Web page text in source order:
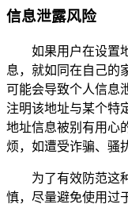
信息泄露风险
如果用户在设置
息，就如同在自己的
可能会导致个人信息
注明该地址与某个特
地址信息被别有用心
烦，如遭受诈骗、骚
为了有效防范这
慎，尽量避免使用过